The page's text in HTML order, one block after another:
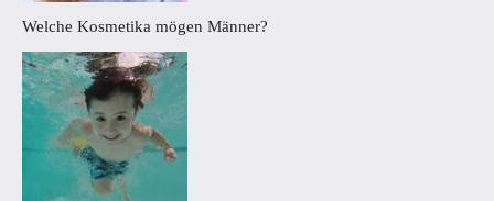
Welche Kosmetika mögen Männer?